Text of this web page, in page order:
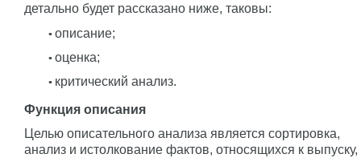
детально будет рассказано ниже, таковы:
описание;
оценка;
критический анализ.
Функция описания
Целью описательного анализа является сортировка,
анализ и истолкование фактов, относящихся к выпуску,